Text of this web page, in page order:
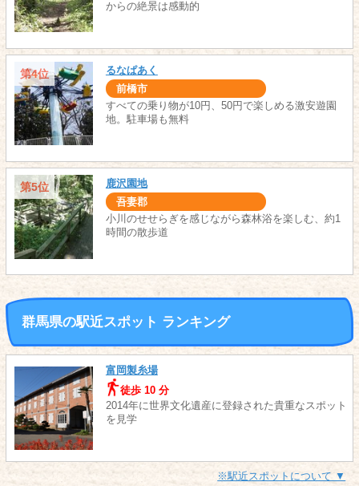
からの絶景は感動的
第4位 るなぱあく
前橋市
すべての乗り物が10円、50円で楽しめる激安遊園
地。駐車場も無料
第5位 鹿沢園地
吾妻郡
小川のせせらぎを感じながら森林浴を楽しむ、約1
時間の散歩道
群馬県の駅近スポット ランキング
富岡製糸場
徒歩 10 分
2014年に世界文化遺産に登録された貴重なスポット
を見学
※駅近スポットについて ▼